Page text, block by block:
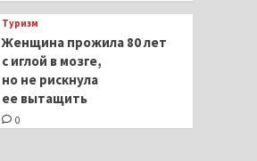
Туризм
Женщина прожила 80 лет
с иглой в мозге,
но не рискнула
ее вытащить
0